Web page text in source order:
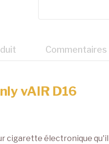
Commentaires
vAIR D16
cigarette électronique